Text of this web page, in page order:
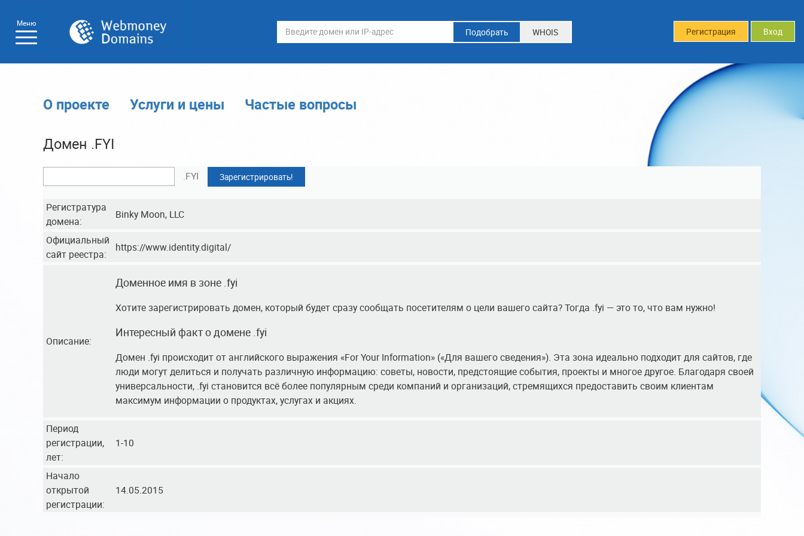
Меню
Регистрация Вход
Подобрать WHOIS
О проекте Услуги и цены Частые вопросы
Домен .FYI
.FYI Зарегистрировать!
Регистратура
домена:
Binky Moon, LLC
Официальный
сайт реестра:
https://www.identity.digital/
Описание:
Доменное имя в зоне .fyi
Хотите зарегистрировать домен, который будет сразу сообщать посетителям о цели вашего сайта? Тогда .fyi — это то, что вам нужно!
Интересный факт о домене .fyi
Домен .fyi происходит от английского выражения «For Your Information» («Для вашего сведения»). Эта зона идеально подходит для сайтов, где
люди могут делиться и получать различную информацию: советы, новости, предстоящие события, проекты и многое другое. Благодаря своей
универсальности, .fyi становится всё более популярным среди компаний и организаций, стремящихся предоставить своим клиентам
максимум информации о продуктах, услугах и акциях.
Период
регистрации,
лет:
1-10
Начало
открытой
регистрации:
14.05.2015